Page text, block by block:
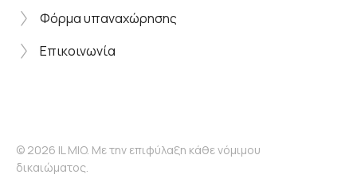
Φόρμα υπαναχώρησης
Επικοινωνία
© 2026 IL MIO. Με την επιφύλαξη κάθε νόμιμου
δικαιώματος.